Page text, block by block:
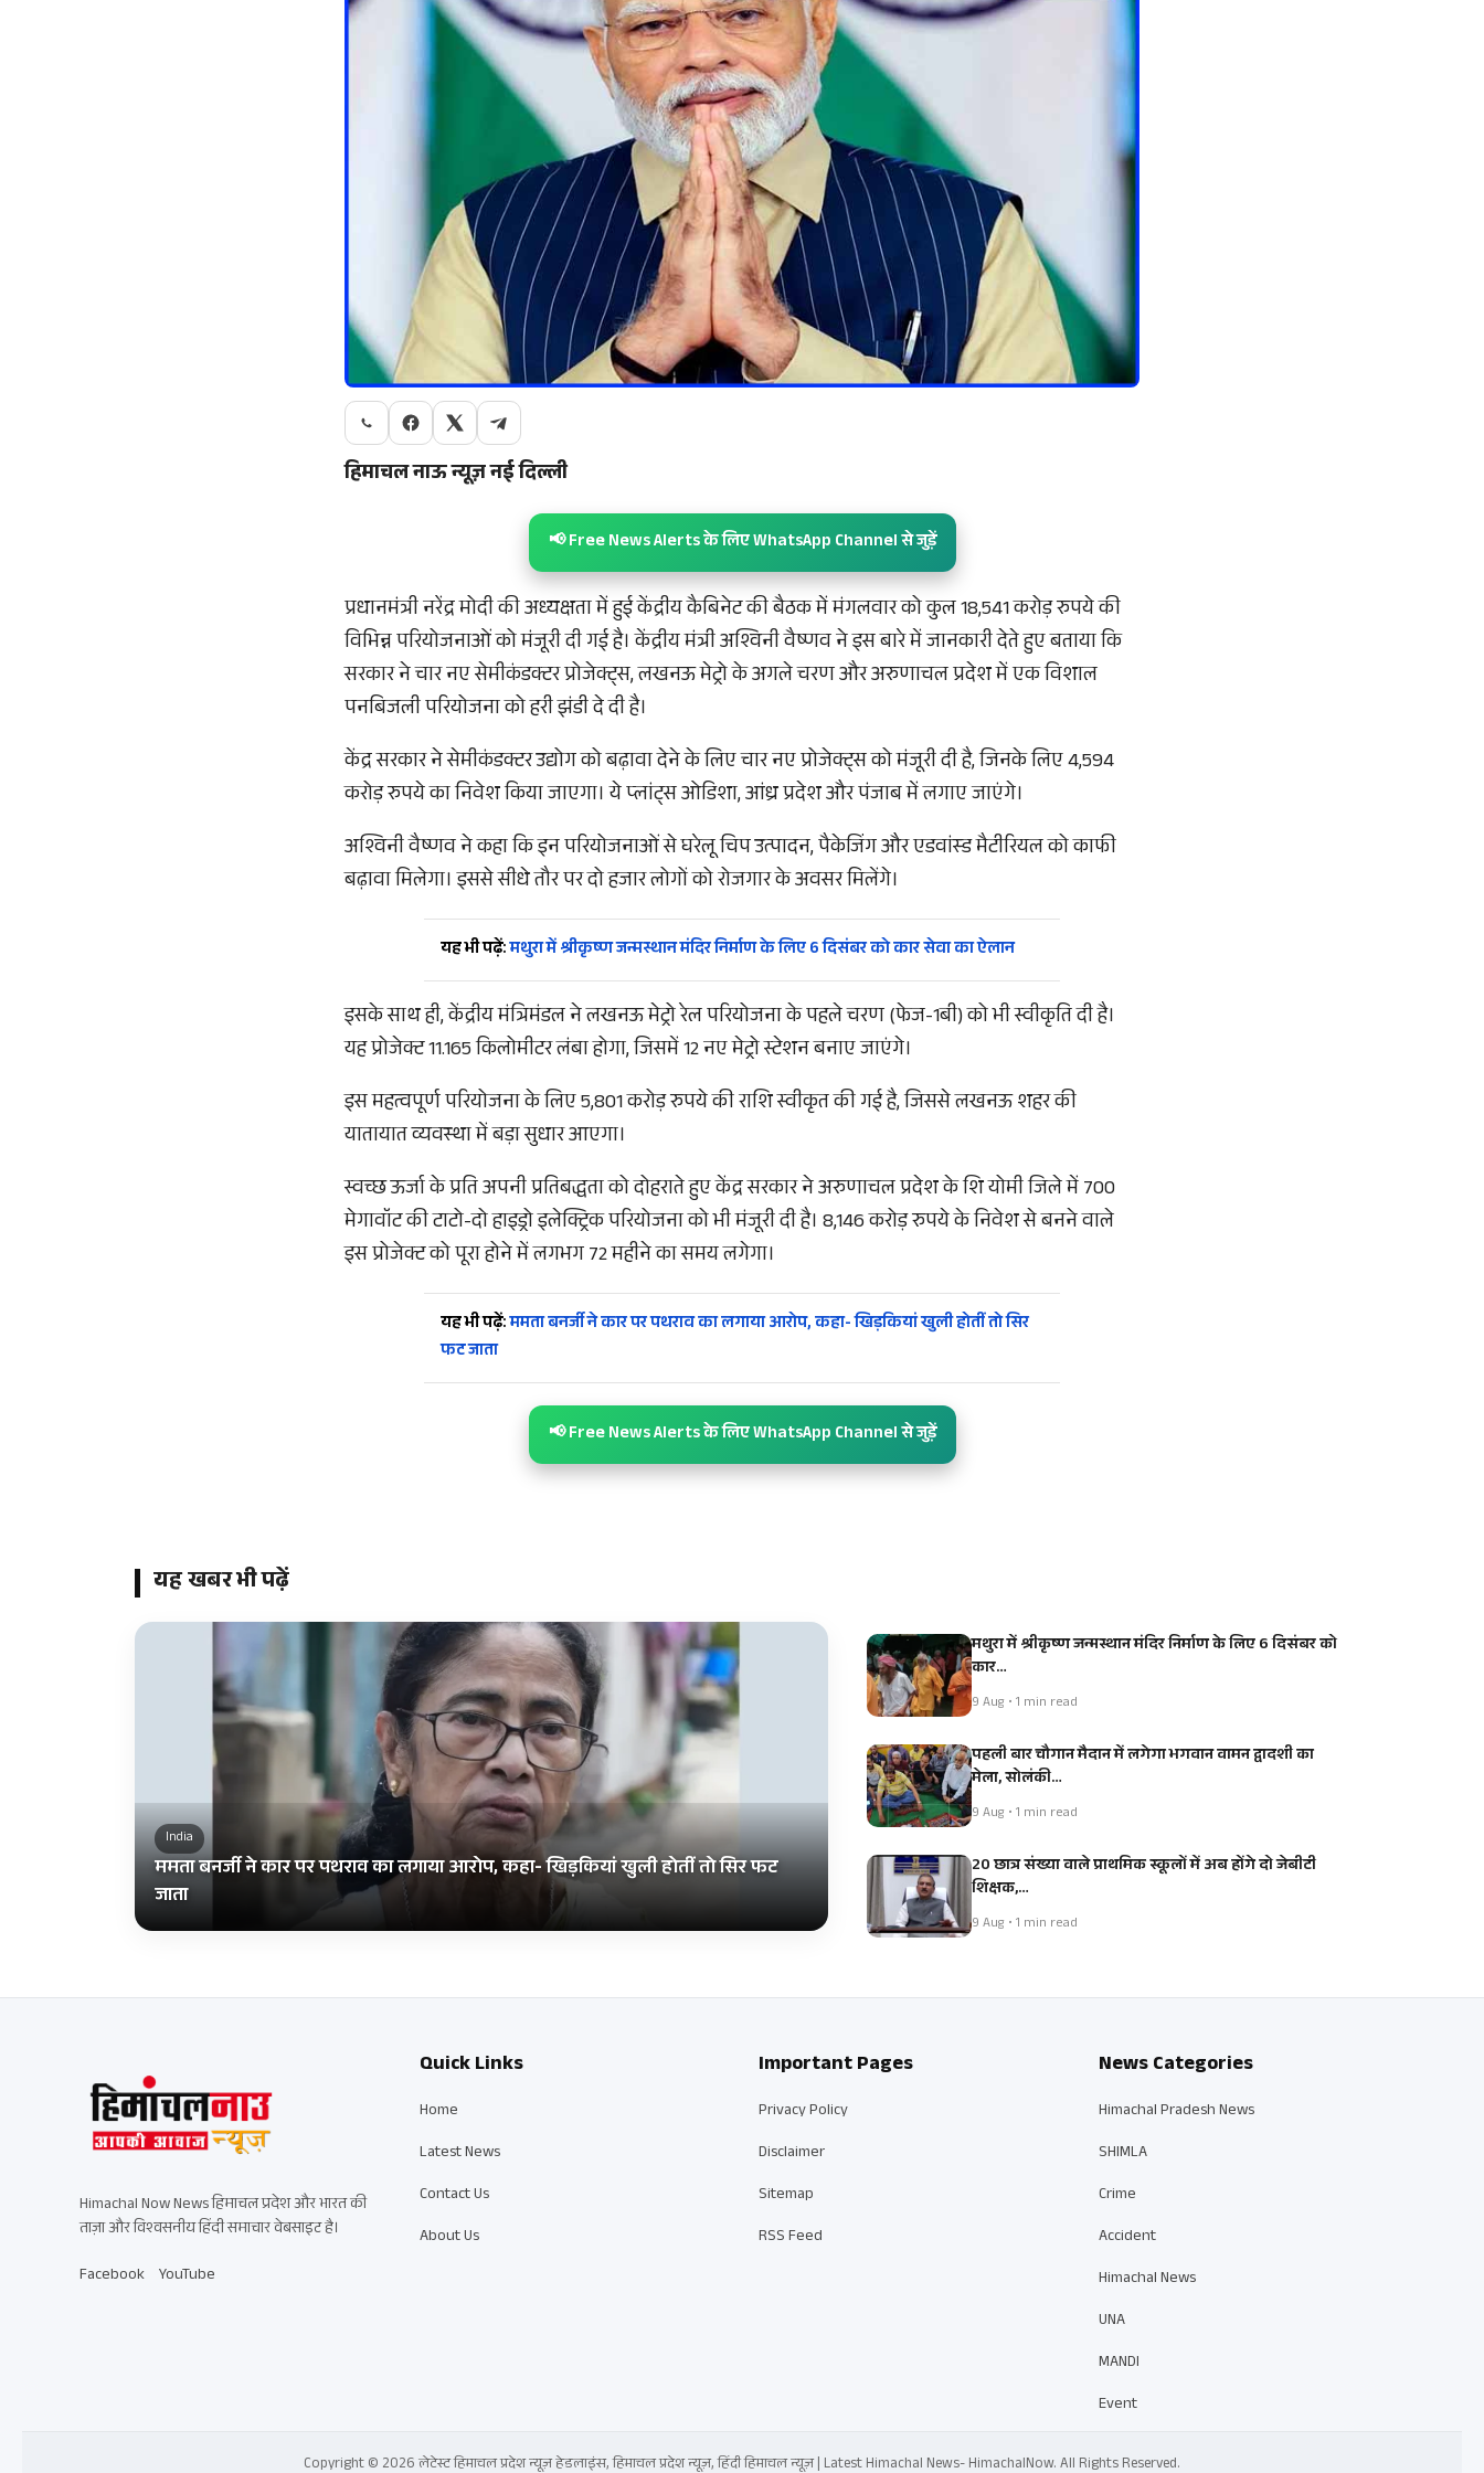
हिमाचल नाऊ न्यूज़ नई दिल्ली
📢 Free News Alerts के लिए WhatsApp Channel से जुड़ें
प्रधानमंत्री नरेंद्र मोदी की अध्यक्षता में हुई केंद्रीय कैबिनेट की बैठक में मंगलवार को कुल 18,541 करोड़ रुपये की
विभिन्न परियोजनाओं को मंजूरी दी गई है। केंद्रीय मंत्री अश्विनी वैष्णव ने इस बारे में जानकारी देते हुए बताया कि
सरकार ने चार नए सेमीकंडक्टर प्रोजेक्ट्स, लखनऊ मेट्रो के अगले चरण और अरुणाचल प्रदेश में एक विशाल
पनबिजली परियोजना को हरी झंडी दे दी है।
केंद्र सरकार ने सेमीकंडक्टर उद्योग को बढ़ावा देने के लिए चार नए प्रोजेक्ट्स को मंजूरी दी है, जिनके लिए 4,594
करोड़ रुपये का निवेश किया जाएगा। ये प्लांट्स ओडिशा, आंध्र प्रदेश और पंजाब में लगाए जाएंगे।
अश्विनी वैष्णव ने कहा कि इन परियोजनाओं से घरेलू चिप उत्पादन, पैकेजिंग और एडवांस्ड मैटीरियल को काफी
बढ़ावा मिलेगा। इससे सीधे तौर पर दो हजार लोगों को रोजगार के अवसर मिलेंगे।
यह भी पढ़ें:मथुरा में श्रीकृष्ण जन्मस्थान मंदिर निर्माण के लिए 6 दिसंबर को कार सेवा का ऐलान
इसके साथ ही, केंद्रीय मंत्रिमंडल ने लखनऊ मेट्रो रेल परियोजना के पहले चरण (फेज-1बी) को भी स्वीकृति दी है।
यह प्रोजेक्ट 11.165 किलोमीटर लंबा होगा, जिसमें 12 नए मेट्रो स्टेशन बनाए जाएंगे।
इस महत्वपूर्ण परियोजना के लिए 5,801 करोड़ रुपये की राशि स्वीकृत की गई है, जिससे लखनऊ शहर की
यातायात व्यवस्था में बड़ा सुधार आएगा।
स्वच्छ ऊर्जा के प्रति अपनी प्रतिबद्धता को दोहराते हुए केंद्र सरकार ने अरुणाचल प्रदेश के शि योमी जिले में 700
मेगावॉट की टाटो-दो हाइड्रो इलेक्ट्रिक परियोजना को भी मंजूरी दी है। 8,146 करोड़ रुपये के निवेश से बनने वाले
इस प्रोजेक्ट को पूरा होने में लगभग 72 महीने का समय लगेगा।
यह भी पढ़ें:ममता बनर्जी ने कार पर पथराव का लगाया आरोप, कहा- खिड़कियां खुली होतीं तो सिर
फट जाता
📢 Free News Alerts के लिए WhatsApp Channel से जुड़ें
यह खबर भी पढ़ें
India
ममता बनर्जी ने कार पर पथराव का लगाया आरोप, कहा- खिड़कियां खुली होतीं तो सिर फट
जाता
मथुरा में श्रीकृष्ण जन्मस्थान मंदिर निर्माण के लिए 6 दिसंबर को
कार…
9 Aug • 1 min read
पहली बार चौगान मैदान में लगेगा भगवान वामन द्वादशी का
मेला, सोलंकी…
9 Aug • 1 min read
20 छात्र संख्या वाले प्राथमिक स्कूलों में अब होंगे दो जेबीटी
शिक्षक,…
9 Aug • 1 min read
Himachal Now News हिमाचल प्रदेश और भारत की
ताज़ा और विश्वसनीय हिंदी समाचार वेबसाइट है।
Facebook YouTube
Quick Links
Home
Latest News
Contact Us
About Us
Important Pages
Privacy Policy
Disclaimer
Sitemap
RSS Feed
News Categories
Himachal Pradesh News
SHIMLA
Crime
Accident
Himachal News
UNA
MANDI
Event
Copyright © 2026 लेटेस्ट हिमाचल प्रदेश न्यूज़ हेडलाइंस, हिमाचल प्रदेश न्यूज़, हिंदी हिमाचल न्यूज़ | Latest Himachal News- HimachalNow. All Rights Reserved.